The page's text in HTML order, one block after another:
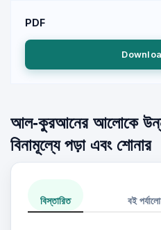
PDF
আল-কুরআনের আলোকে
বিনামূল্যে পড়া এবং শোনার
বিস্তারিত বই